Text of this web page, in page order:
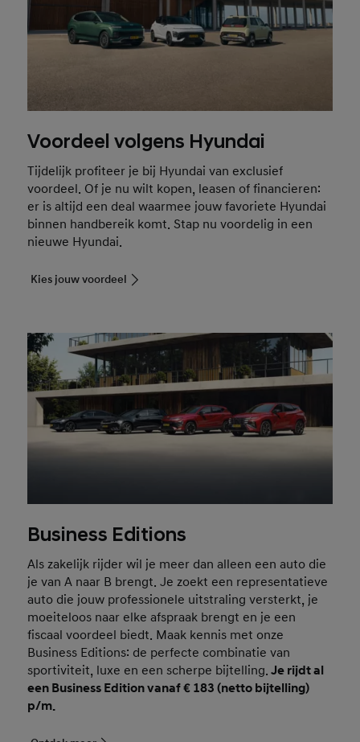
Voordeel volgens Hyundai
Tijdelijk profiteer je bij Hyundai van exclusief
voordeel. Of je nu wilt kopen, leasen of financieren:
er is altijd een deal waarmee jouw favoriete Hyundai
binnen handbereik komt. Stap nu voordelig in een
nieuwe Hyundai.
Kies jouw voordeel
Business Editions
Als zakelijk rijder wil je meer dan alleen een auto die
je van A naar B brengt. Je zoekt een representatieve
auto die jouw professionele uitstraling versterkt, je
moeiteloos naar elke afspraak brengt en je een
fiscaal voordeel biedt. Maak kennis met onze
Business Editions: de perfecte combinatie van
sportiviteit, luxe en een scherpe bijtelling. Je rijdt al
een Business Edition vanaf € 183 (netto bijtelling)
p/m.